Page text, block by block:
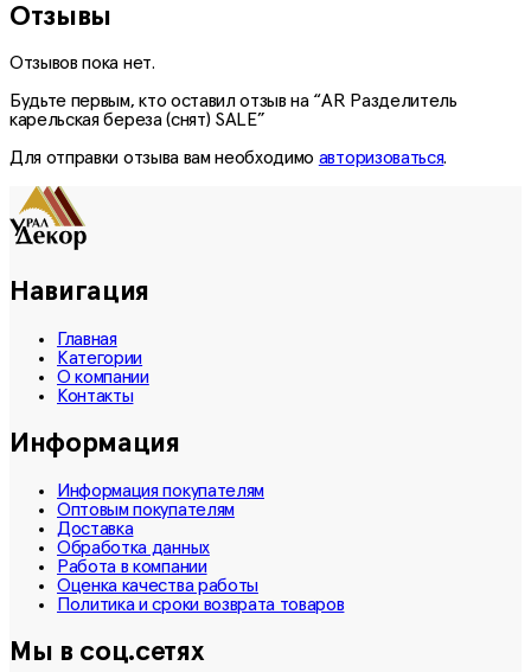
Отзывы
Отзывов пока нет.
Будьте первым, кто оставил отзыв на “AR Разделитель
карельская береза (снят) SALE”
Для отправки отзыва вам необходимо авторизоваться.
Навигация
Главная
Категории
О компании
Контакты
Информация
Информация покупателям
Оптовым покупателям
Доставка
Обработка данных
Работа в компании
Оценка качества работы
Политика и сроки возврата товаров
Мы в соц.сетях